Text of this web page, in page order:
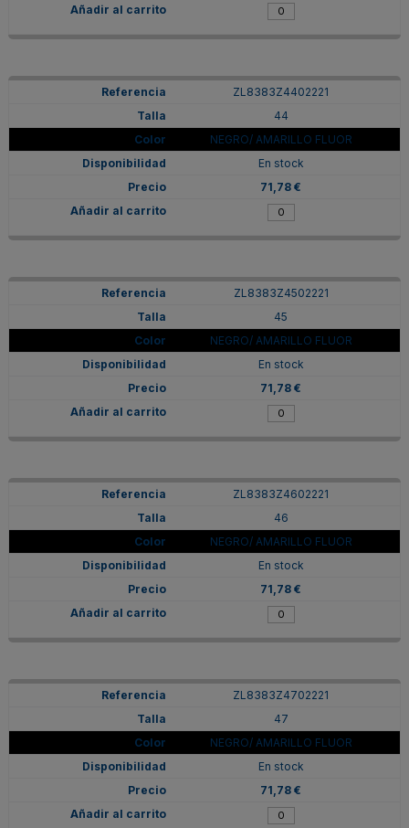
ZL8383Z4402221
44
NEGRO/ AMARILLO FLUOR
En stock
71,78 €
ZL8383Z4502221
45
NEGRO/ AMARILLO FLUOR
En stock
71,78 €
ZL8383Z4602221
46
NEGRO/ AMARILLO FLUOR
En stock
71,78 €
ZL8383Z4702221
47
NEGRO/ AMARILLO FLUOR
En stock
71,78 €